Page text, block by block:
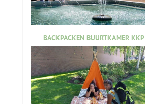
BACKPACKEN BUURTKAMER KKP